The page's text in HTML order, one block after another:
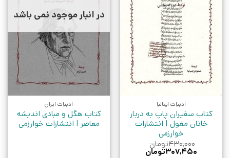
ادبیات ایتالیا
کتاب سفیران پاپ به دربار
خانان مغول | انتشارات
خوارزمی
۴۳۰,۰۰۰تومان
قیمت
۳۰۷,۴۵۰تومان
در انبار موجود نمی باشد
ادبیات ایران
کتاب هگل و مبادی اندیشه
معاصر | انتشارات خوارزمی